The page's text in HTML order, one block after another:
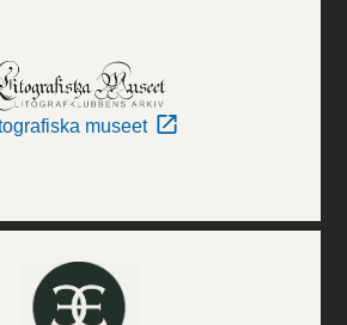
museet